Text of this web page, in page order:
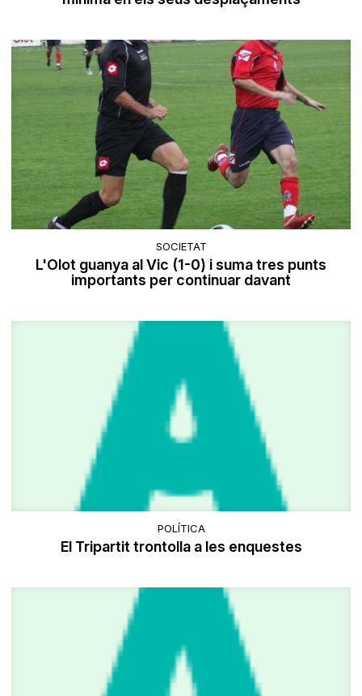
SOCIETAT
L'Olot guanya al Vic (1-0) i suma tres punts
importants per continuar davant
POLÍTICA
El Tripartit trontolla a les enquestes